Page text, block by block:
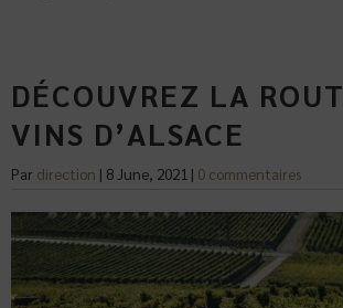
DÉCOUVREZ LA
VINS D’ALSACE
Par direction | 8 June, 2021 | 0 commentaires